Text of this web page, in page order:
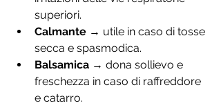
superiori.
Calmante → utile in caso di tosse
secca e spasmodica.
Balsamica → dona sollievo e
freschezza in caso di raffreddore
e catarro.